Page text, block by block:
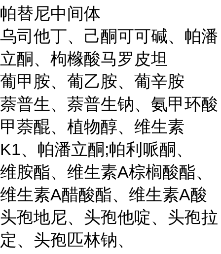
帕替尼中间体
乌司他丁、己酮可可碱、帕潘
立酮、枸橼酸马罗皮坦
葡甲胺、葡乙胺、葡辛胺
萘普生、萘普生钠、氨甲环酸
甲萘醌、植物醇、维生素
K1、帕潘立酮;帕利哌酮、
维胺酯、维生素A棕榈酸酯、
维生素A醋酸酯、维生素A酸
头孢地尼、头孢他啶、头孢拉
定、头孢匹林钠、